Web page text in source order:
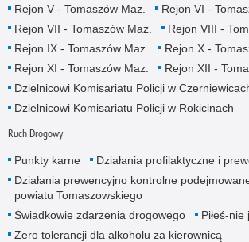
Rejon V - Tomaszów Maz.
Rejon VI -
Rejon VII - Tomaszów Maz.
Rejon VIII -
Rejon IX - Tomaszów Maz.
Rejon X -
Rejon XI - Tomaszów Maz.
Rejon XII -
Dzielnicowi Komisariatu Policji w
Dzielnicowi Komisariatu Policji w Rokicinach
Ruch Drogowy
Punkty karne
Działania profilaktyczne i
Działania prewencyjno kontrolne
powiatu Tomaszowskiego
Świadkowie zdarzenia drogowego
Piłeś-nie
Zero tolerancji dla alkoholu za kierownicą